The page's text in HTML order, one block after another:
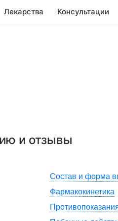
Лекарства Консультации
и отзывы
Состав и форма
Фармакокинетика